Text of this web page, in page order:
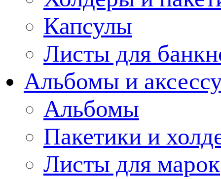
Капсулы
Листы для
Альбомы и
Альбомы
Пакетики и
Листы для марок